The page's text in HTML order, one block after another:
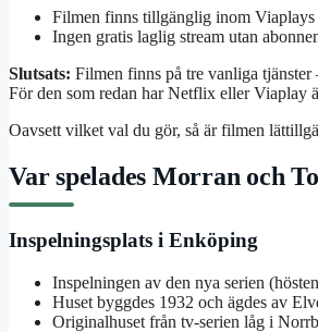
Filmen finns tillgänglig inom Viaplays
Ingen gratis laglig stream utan
Slutsats: Filmen finns på tre vanliga
För den som redan har Netflix eller Viaplay
Oavsett vilket val du gör, så är filmen
Var spelades Morran och
Inspelningsplats i Enköping
Inspelningen av den nya serien
Huset byggdes 1932 och ägdes av
Originalhuset från tv-serien låg i